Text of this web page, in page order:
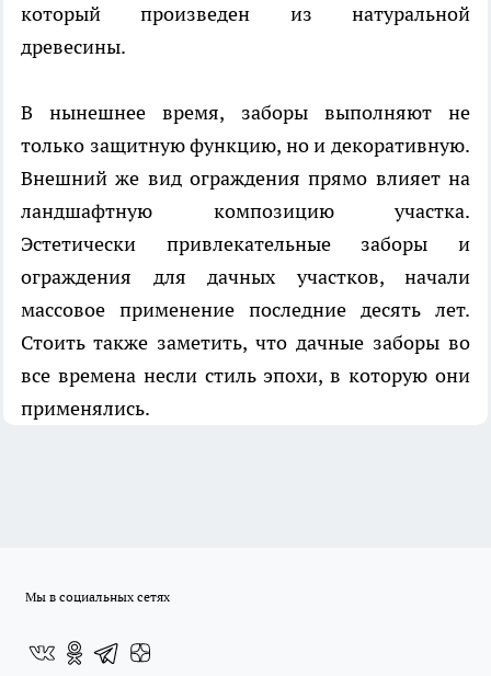
который произведен из натуральной
древесины.
В нынешнее время, заборы выполняют не
только защитную функцию, но и декоративную.
Внешний же вид ограждения прямо влияет на
ландшафтную композицию участка.
Эстетически привлекательные заборы и
ограждения для дачных участков, начали
массовое применение последние десять лет.
Стоить также заметить, что дачные заборы во
все времена несли стиль эпохи, в которую они
применялись.
Мы в социальных сетях